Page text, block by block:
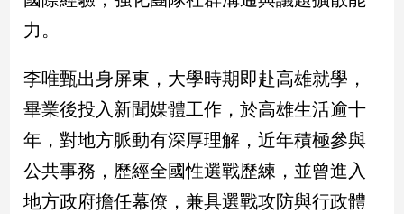
流
行/
時
追
星
生
活
力。
李唯甄出身屏東，大學時期即赴高雄就學，
畢業後投入新聞媒體工作，於高雄生活逾十
年，對地方脈動有深厚理解，近年積極參與
公共事務，歷經全國性選戰歷練，並曾進入
地方政府擔任幕僚，兼具選戰攻防與行政體